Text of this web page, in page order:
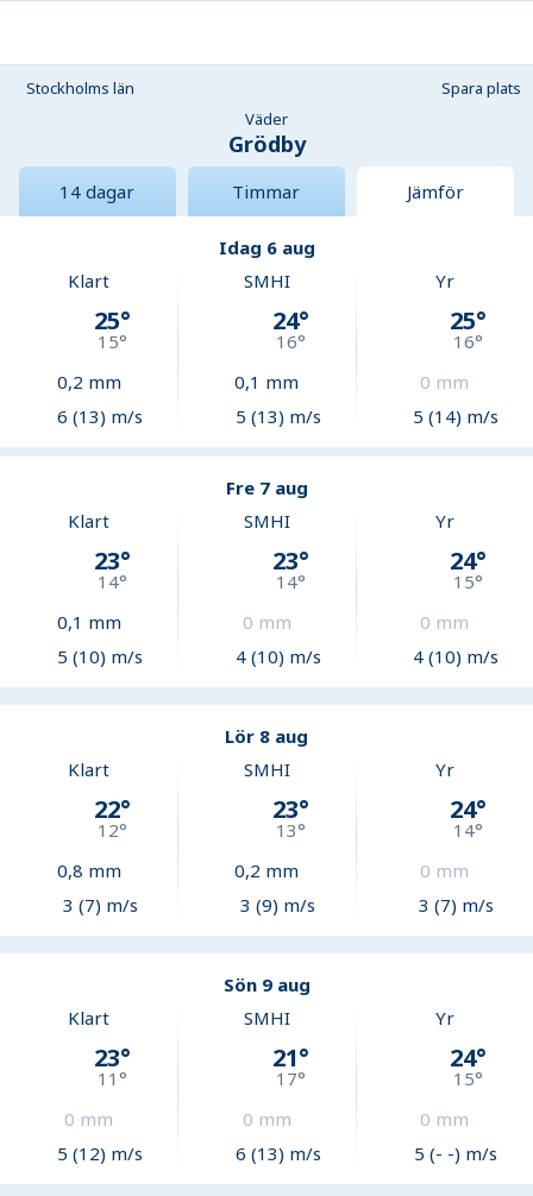
Stockholms län
Spara plats
Väder
Grödby
14 dagar Timmar Jämför
Idag 6 aug
Klart
25°
15°
0,2 mm
6 (13) m/s
SMHI
24°
16°
0,1 mm
5 (13) m/s
Yr
25°
16°
0 mm
5 (14) m/s
Fre 7 aug
Klart
23°
14°
0,1 mm
5 (10) m/s
SMHI
23°
14°
0 mm
4 (10) m/s
Yr
24°
15°
0 mm
4 (10) m/s
Lör 8 aug
Klart
22°
12°
0,8 mm
3 (7) m/s
SMHI
23°
13°
0,2 mm
3 (9) m/s
Yr
24°
14°
0 mm
3 (7) m/s
Sön 9 aug
Klart
23°
11°
0 mm
5 (12) m/s
SMHI
21°
17°
0 mm
6 (13) m/s
Yr
24°
15°
0 mm
5 (- -) m/s